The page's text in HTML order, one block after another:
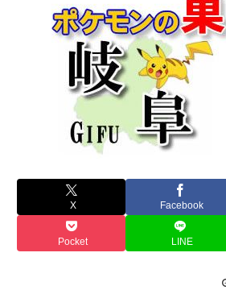
X Facebook
Pocket LINE